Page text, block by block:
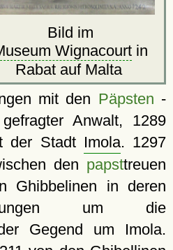
Bild im
Wignacourt in
Rabat auf Malta
mit den Päpsten -
Anwalt, 1289
der Stadt Imola. 1297
den papsttreuen
Ghibbelinen in deren
um die
Gegend um Imola.